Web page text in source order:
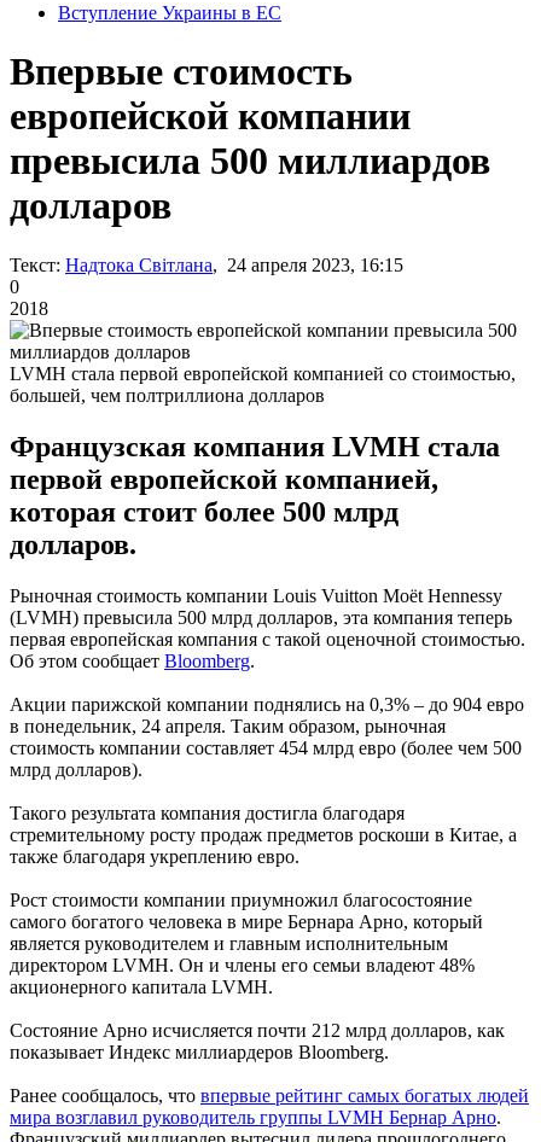
Вступление Украины в ЕС
Впервые стоимость
европейской компании
превысила 500 миллиардов
долларов
Текст: Надтока Світлана, 24 апреля 2023, 16:15
0
2018
LVMH стала первой европейской компанией со стоимостью,
большей, чем полтриллиона долларов
Французская компания LVMH стала
первой европейской компанией,
которая стоит более 500 млрд
долларов.
Рыночная стоимость компании Louis Vuitton Moët Hennessy
(LVMH) превысила 500 млрд долларов, эта компания теперь
первая европейская компания с такой оценочной стоимостью.
Об этом сообщает Bloomberg.
Акции парижской компании поднялись на 0,3% – до 904 евро
в понедельник, 24 апреля. Таким образом, рыночная
стоимость компании составляет 454 млрд евро (более чем 500
млрд долларов).
Такого результата компания достигла благодаря
стремительному росту продаж предметов роскоши в Китае, а
также благодаря укреплению евро.
Рост стоимости компании приумножил благосостояние
самого богатого человека в мире Бернара Арно, который
является руководителем и главным исполнительным
директором LVMH. Он и члены его семьи владеют 48%
акционерного капитала LVMH.
Состояние Арно исчисляется почти 212 млрд долларов, как
показывает Индекс миллиардеров Bloomberg.
Ранее сообщалось, что впервые рейтинг самых богатых людей
мира возглавил руководитель группы LVMH Бернар Арно.